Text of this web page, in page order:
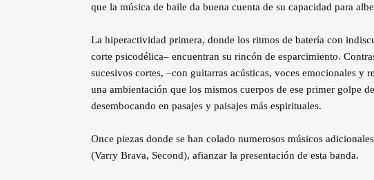
que la música de baile da buena cuenta de su capacidad para
La hiperactividad primera, donde los ritmos de batería con
corte psicodélica– encuentran su rincón de esparcimiento.
sucesivos cortes, –con guitarras acústicas, voces emocionales y
una ambientación que los mismos cuerpos de ese primer golpe
desembocando en pasajes y paisajes más espirituales.
Once piezas donde se han colado numerosos músicos
(Varry Brava, Second), afianzar la presentación de esta banda.